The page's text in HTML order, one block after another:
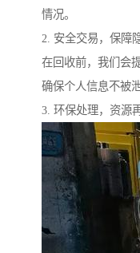
情况。
2. 安全交易，保障
在回收前，我们会
确保个人信息不被
3. 环保处理，资源